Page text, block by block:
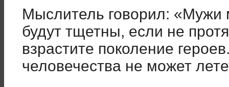
Мыслитель говорил:
будут тщетны, если не
взрастите поколение
человечества не может